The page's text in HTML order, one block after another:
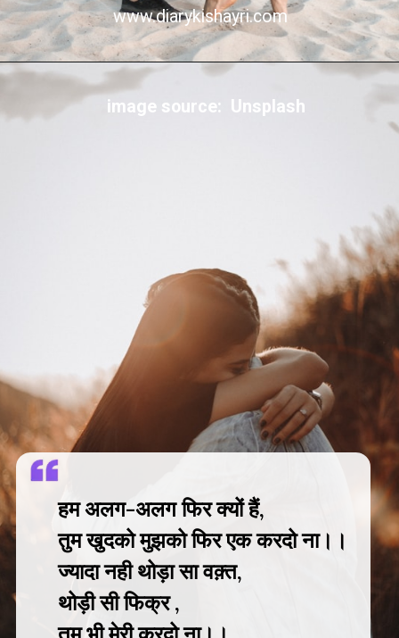
www.diarykishayri.com
हम अलग-अलग फिर क्यों हैं,
तुम खुदको मुझको फिर एक करदो ना।।
ज्यादा नही थोड़ा सा वक़्त,
थोड़ी सी फिक्र ,
image source: Unsplash